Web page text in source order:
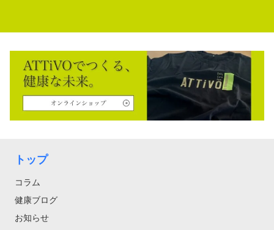
トップ
コラム
健康ブログ
お知らせ